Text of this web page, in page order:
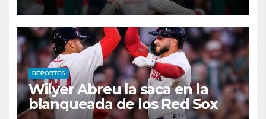
DEPORTES
Wilyer Abreu la saca en la
blanqueada de los Red Sox